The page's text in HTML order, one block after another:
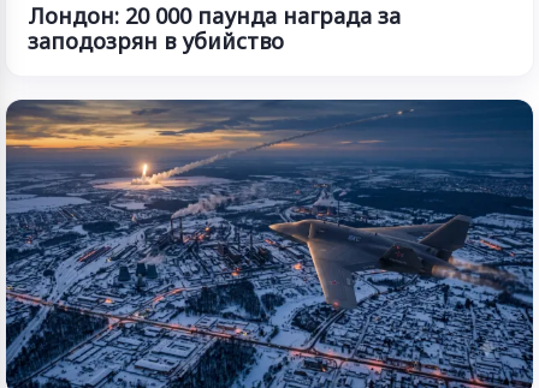
Лондон: 20 000 паунда награда за
заподозрян в убийство